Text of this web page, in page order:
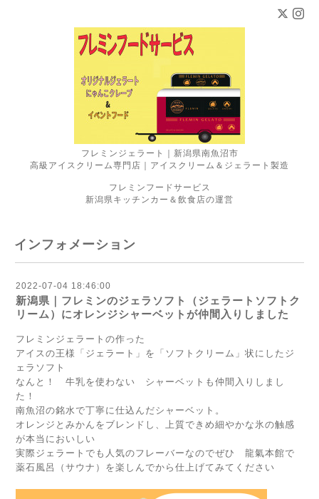
フレミンジェラート｜新潟県南魚沼市
高級アイスクリーム専門店｜アイスクリーム＆ジェラート製造
フレミンフードサービス
新潟県キッチンカー＆飲食店の運営
インフォメーション
2022-07-04 18:46:00
新潟県｜フレミンのジェラソフト（ジェラートソフトク
リーム）にオレンジシャーベットが仲間入りしました
フレミンジェラートの作った
アイスの王様「ジェラート」を「ソフトクリーム」状にしたジ
ェラソフト
なんと！ 牛乳を使わない シャーベットも仲間入りしまし
た！
南魚沼の銘水で丁寧に仕込んだシャーベット。
オレンジとみかんをブレンドし、上質できめ細やかな氷の触感
が本当においしい
実際ジェラートでも人気のフレーバーなのでぜひ 龍氣本館で
薬石風呂（サウナ）を楽しんでから仕上げてみてください